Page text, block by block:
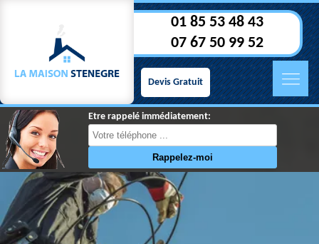
01 85 53 48 43
07 67 50 99 52
Devis Gratuit
Etre rappelé immédiatement: